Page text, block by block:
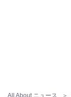
All About ニュース